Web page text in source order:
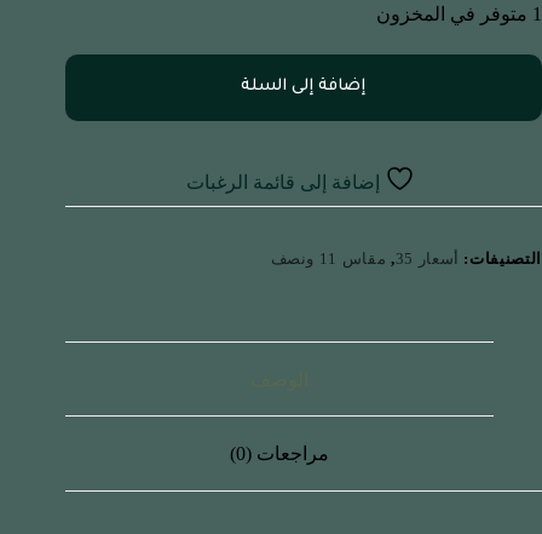
1 متوفر في المخزون
إضافة إلى السلة
إضافة إلى قائمة الرغبات
التصنيفات: أسعار 35 , مقاس 11 ونصف
مراجعات (0)